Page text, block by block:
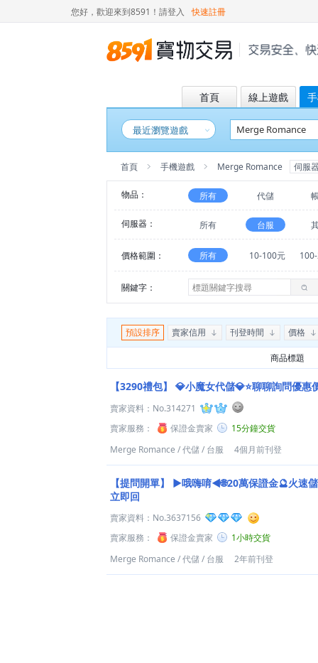
您好，歡迎來到8591！ 請登入 快速註冊
首頁 線上遊戲
最近瀏覽遊戲
首頁 手機遊戲 Merge Romance 伺服
物品： 所有 代儲
伺服器： 所有 台服
價格範圍： 所有 10-100元
關鍵字：
預設排序 賣家信用 刊登時間 價格
商品標題
【3290禮包】 💎小魔女代儲💎⭐聊聊詢問優惠
賣家資料： No.314271
賣家服務：
保證金賣家
15分鐘交貨
Merge Romance /代儲/ 台服 4個月前刊登
【提問開單】
►哦嗨唷◄🌐20萬保證金🔮火速
立即回
賣家資料： No.3637156
賣家服務：
保證金賣家
1小時交貨
Merge Romance /代儲/ 台服 2年前刊登